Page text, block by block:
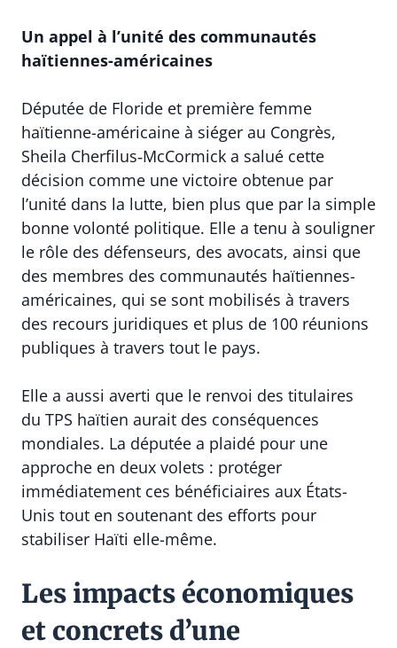
Un appel à l’unité des communautés
haïtiennes-américaines
Députée de Floride et première femme
haïtienne-américaine à siéger au Congrès,
Sheila Cherfilus‑McCormick a salué cette
décision comme une victoire obtenue par
l’unité dans la lutte, bien plus que par la simple
bonne volonté politique. Elle a tenu à souligner
le rôle des défenseurs, des avocats, ainsi que
des membres des communautés haïtiennes-
américaines, qui se sont mobilisés à travers
des recours juridiques et plus de 100 réunions
publiques à travers tout le pays.
Elle a aussi averti que le renvoi des titulaires
du TPS haïtien aurait des conséquences
mondiales. La députée a plaidé pour une
approche en deux volets : protéger
immédiatement ces bénéficiaires aux États-
Unis tout en soutenant des efforts pour
stabiliser Haïti elle-même.
Les impacts économiques
et concrets d’une